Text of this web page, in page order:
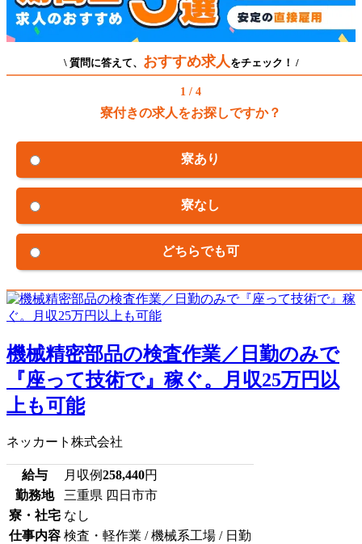
\ 質問に答えて、 おすすめ求人 をチェック！ /
1 / 4
寮付きの求人をお探しですか？
寮あり
寮なし
どちらでも可
機械精密部品の検査作業／日勤のみで
『座って技術で』稼ぐ。月収25万円以
上も可能
ネッカート株式会社
給与 月収例258,440円
勤務地
三重県 四日市市
寮・社宅 なし
仕事内容 検査・軽作業 / 機械系工場 / 日勤